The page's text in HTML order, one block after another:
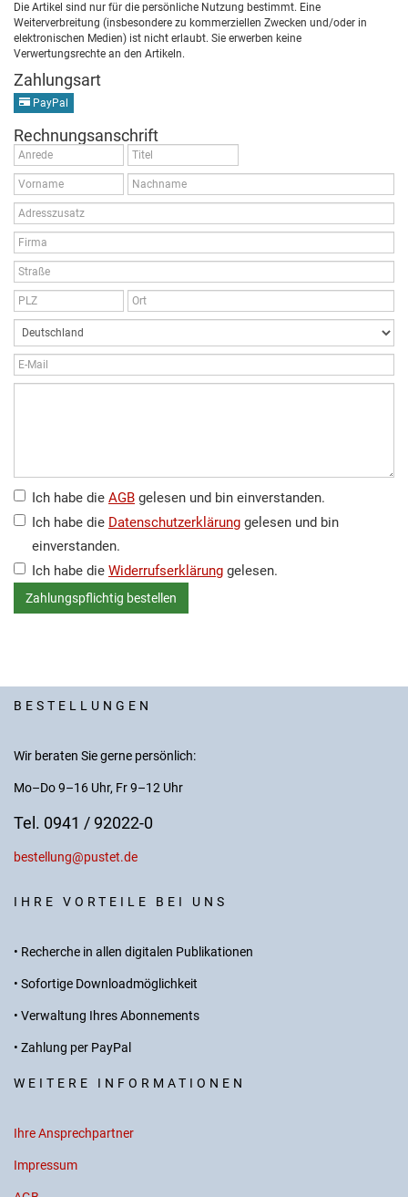
Die Artikel sind nur für die persönliche Nutzung bestimmt. Eine
Weiterverbreitung (insbesondere zu kommerziellen Zwecken und/oder in
elektronischen Medien) ist nicht erlaubt. Sie erwerben keine
Verwertungsrechte an den Artikeln.
Zahlungsart
PayPal
Rechnungsanschrift
Ich habe die AGB gelesen und bin einverstanden.
Ich habe die Datenschutzerklärung gelesen und bin
einverstanden.
Ich habe die Widerrufserklärung gelesen.
BESTELLUNGEN
Wir beraten Sie gerne persönlich:
Mo–Do 9–16 Uhr, Fr 9–12 Uhr
Tel. 0941 / 92022-0
bestellung@pustet.de
IHRE VORTEILE BEI UNS
• Recherche in allen digitalen Publikationen
• Sofortige Downloadmöglichkeit
• Verwaltung Ihres Abonnements
• Zahlung per PayPal
WEITERE INFORMATIONEN
Ihre Ansprechpartner
Impressum